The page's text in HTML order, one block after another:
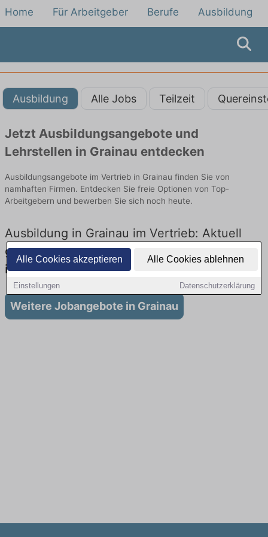
Alle Cookies akzeptieren Alle Cookies ablehnen
Einstellungen Datenschutzerklärung
Home Für Arbeitgeber Berufe Ausbildung
Ausbildung Alle Jobs Teilzeit
Jetzt Ausbildungsangebote und
Lehrstellen in Grainau entdecken
Ausbildungsangebote im Vertrieb in Grainau finden Sie von
namhaften Firmen. Entdecken Sie freie Optionen von Top-
Arbeitgebern und bewerben Sie sich noch heute.
Ausbildung in Grainau im Vertrieb: Aktuell
gibt es keine Stellenangebote für Ausbildung
in Grainau
Weitere Jobangebote in Grainau